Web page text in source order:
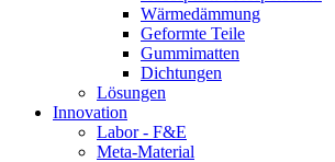
Wärmedämmung
Geformte Teile
Gummimatten
Dichtungen
Lösungen
Innovation
Labor - F&E
Meta-Material